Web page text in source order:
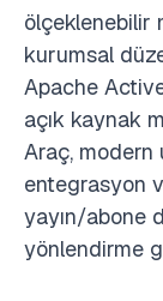
ölçeklenebilir
kurumsal
Apache
açık kaynak
Araç, modern
entegrasyon
yayın/abone
yönlendirme